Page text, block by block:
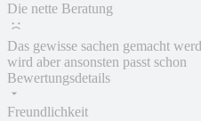
Die nette Beratung
Das gewisse sachen gemacht
wird aber ansonsten passt schon
Bewertungsdetails
Freundlichkeit